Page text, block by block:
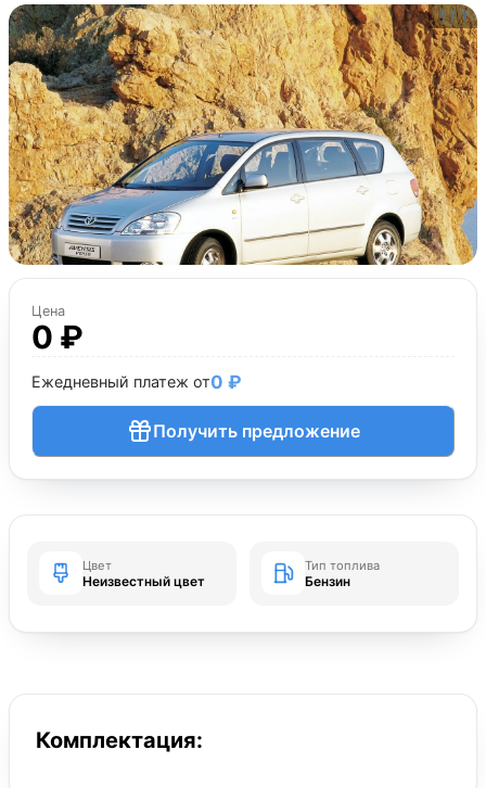
1 /1
Цена
0 ₽
Ежедневный платеж от0 ₽
Получить предложение
Цвет
Неизвестный цвет
Тип топлива
Бензин
Комплектация: